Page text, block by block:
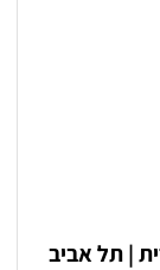
| תל אביב